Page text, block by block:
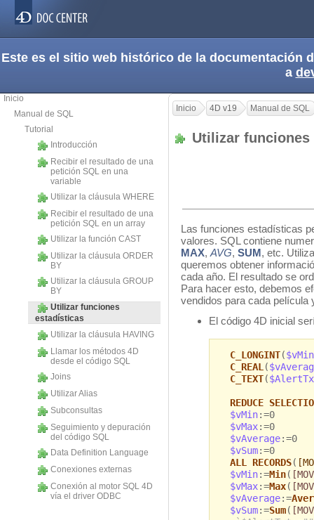
Este es el sitio web histórico de la documentación
a
Inicio
Manual de SQL
Tutorial
Introducción
Recibir el resultado de una
petición SQL en una
variable
Utilizar la cláusula WHERE
Recibir el resultado de una
petición SQL en un array
Utilizar la función CAST
Utilizar la cláusula ORDER
BY
Utilizar la cláusula GROUP
BY
Utilizar funciones
estadísticas
Utilizar la cláusula HAVING
Llamar los métodos 4D
desde el código SQL
Joins
Utilizar Alias
Subconsultas
Seguimiento y depuración
del código SQL
Data Definition Language
Conexiones externas
Conexión al motor SQL 4D
vía el driver ODBC
Inicio 4D v19 Manual de SQL
Utilizar
Las funciones estadísticas
valores. SQL contiene
MAX,AVG, SUM , etc.
queremos obtener
cada año. El resultado se
Para hacer esto, debemos
vendidos para cada película
El código 4D inicial
C_LONGINT($vMin
C_REAL(
C_TEXT(
REDUCE
$vMin:=0
$vMax:=0
$vAverage:=0
$vSum:=0
ALL RECORDS(
$vMin:=Min(
$vMax:=Max(
$vAverage:=
$vSum:=Sum(